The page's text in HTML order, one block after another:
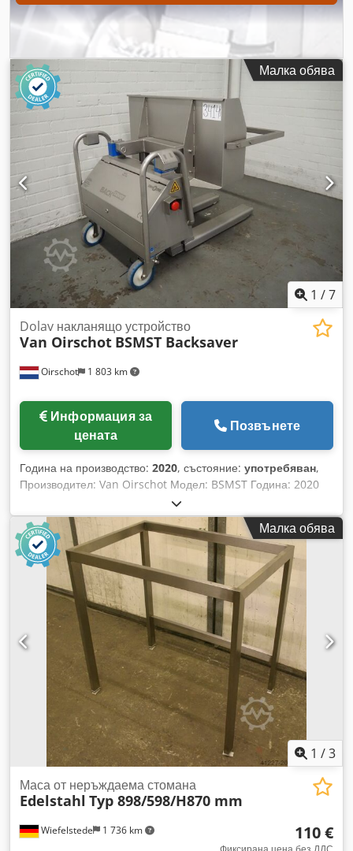
Малка обява
1 /7
Oirschot 1 803 km
Dolav накланящо устройство
Van Oirschot BSMST Backsaver
Информация за
цената
Позвънете
Година на производство: 2020, състояние: употребяван,
Производител: Van Oirschot Модел: BSMST Година: 2020
Състояние: Използван Сериен номер: 201002-K3
Инвентарен номер: 3414J Височина при наклон: 970 мм
Ъгъл на наклон: 0 - 100° Максимално натоварване: макс.
900 кг Djdpfx Acsznh Ngj Aock Размери на коритото: 1000 x
1200 x 800 мм Височина при повдигане: 970 мм
Захранване: 12V полу-тягов акумулатор Размери: 1450 x
1150 x 1150 мм Тегло: 300 кг
Малка обява
1 /3
Wiefelstede 1 736 km
Маса от неръждаема стомана
Edelstahl Typ 898/598/H870 mm
110 €